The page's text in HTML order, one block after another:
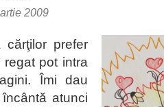
2009
prefer
pot intra
Îmi dau
atunci